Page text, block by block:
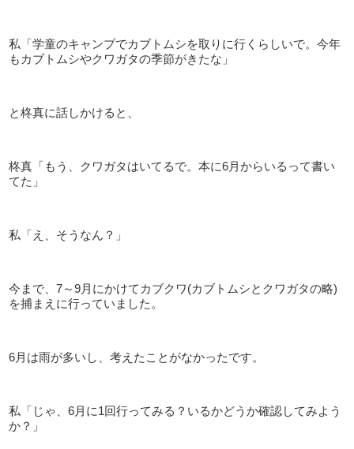
私「学童のキャンプでカブトムシを取りに行くらしいで。今年
もカブトムシやクワガタの季節がきたな」
と柊真に話しかけると、
柊真「もう、クワガタはいてるで。本に6月からいるって書い
てた」
私「え、そうなん？」
今まで、7～9月にかけてカブクワ(カブトムシとクワガタの略)
を捕まえに行っていました。
6月は雨が多いし、考えたことがなかったです。
私「じゃ、6月に1回行ってみる？いるかどうか確認してみよう
か？」